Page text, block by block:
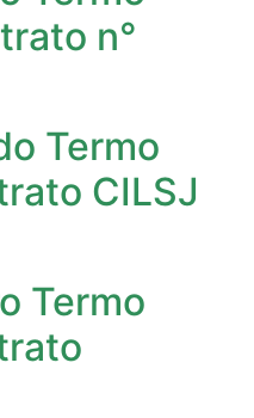
n°
Termo
CILSJ
Termo